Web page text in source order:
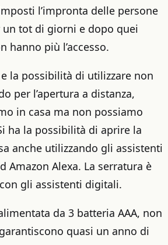
l’impronta delle persone
un tot di giorni e dopo quei
hanno più l’accesso.
la possibilità di utilizzare non
per l’apertura a distanza,
in casa ma non possiamo
ha la possibilità di aprire la
anche utilizzando gli assistenti
Amazon Alexa. La serratura è
gli assistenti digitali.
da 3 batteria AAA, non
quasi un anno di